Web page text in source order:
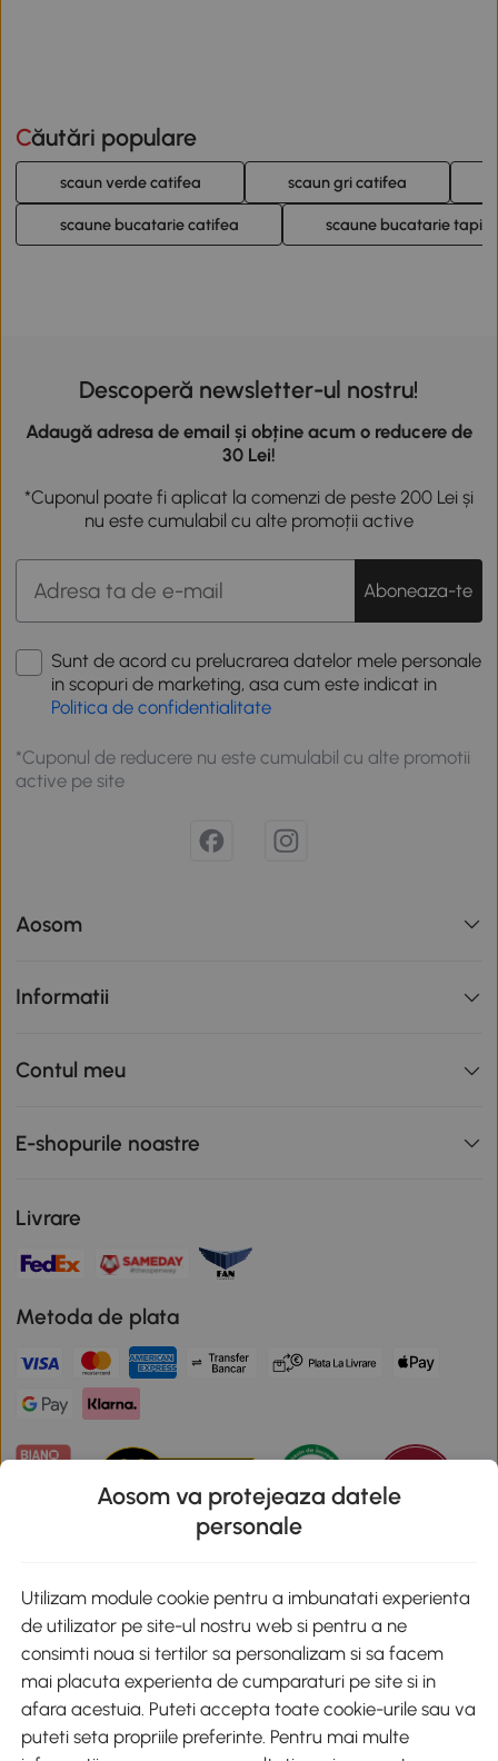
Căutări populare
scaun verde catifea scaun gri catifea
scaune bucatarie catifea scaune bucatarie
Descoperă newsletter-ul nostru!
Adaugă adresa de email și obține acum o reducere de
30 Lei!
*Cuponul poate fi aplicat la comenzi de peste 200 Lei și
nu este cumulabil cu alte promoții active
Aboneaza-te
Sunt de acord cu prelucrarea datelor mele personale
in scopuri de marketing, asa cum este indicat in
Politica de confidentialitate
*Cuponul de reducere nu este cumulabil cu alte promotii
active pe site
Aosom
Informatii
Contul meu
E-shopurile noastre
Livrare
Metoda de plata
Descarca aplicatia Aosom
Google Play
+40 312294730 clienti@aosom.ro
Aosom va protejeaza datele
personale
Utilizam module cookie pentru a imbunatati experienta
de utilizator pe site-ul nostru web si pentru a ne
consimti noua si tertilor sa personalizam si sa facem
mai placuta experienta de cumparaturi pe site si in
afara acestuia. Puteti accepta toate cookie-urile sau va
puteti seta propriile preferinte. Pentru mai multe